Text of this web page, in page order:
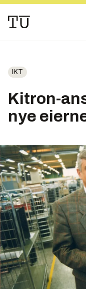
IKT
Kitron-
nye